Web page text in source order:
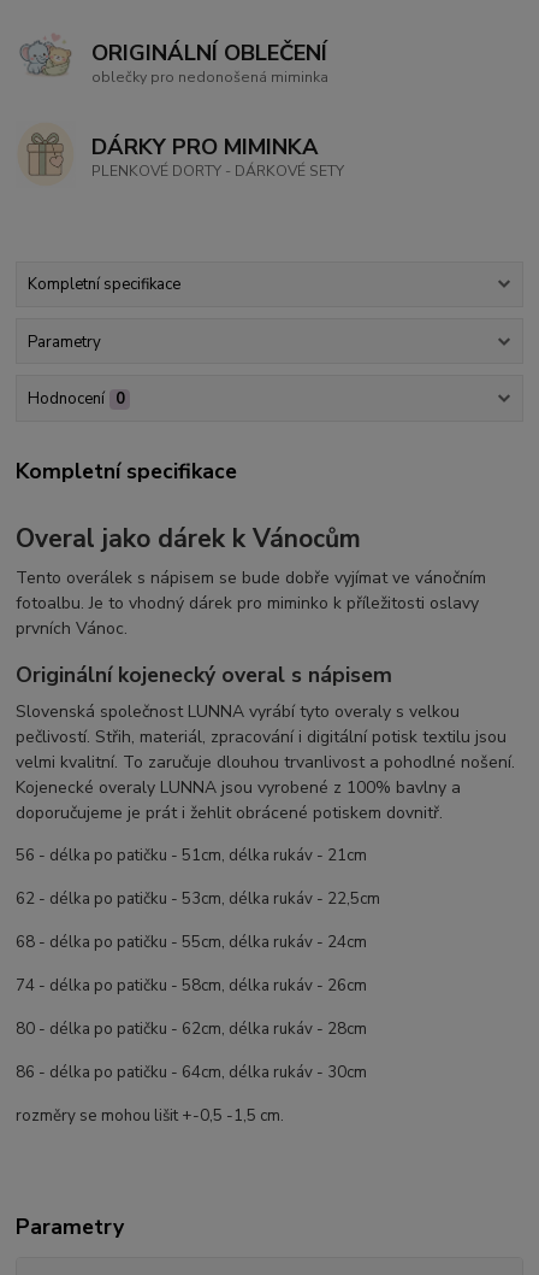
ORIGINÁLNÍ OBLEČENÍ
oblečky pro nedonošená miminka
DÁRKY PRO MIMINKA
PLENKOVÉ DORTY - DÁRKOVÉ SETY
Kompletní specifikace
Parametry
Hodnocení 0
Kompletní specifikace
Overal jako dárek k Vánocům
Tento overálek s nápisem se bude dobře vyjímat ve vánočním
fotoalbu. Je to vhodný dárek pro miminko k příležitosti oslavy
prvních Vánoc.
Originální kojenecký overal s nápisem
Slovenská společnost LUNNA vyrábí tyto overaly s velkou
pečlivostí. Střih, materiál, zpracování i digitální potisk textilu jsou
velmi kvalitní. To zaručuje dlouhou trvanlivost a pohodlné nošení.
Kojenecké overaly LUNNA jsou vyrobené z 100% bavlny a
doporučujeme je prát i žehlit obrácené potiskem dovnitř.
56 - délka po patičku - 51cm, délka rukáv - 21cm
62 - délka po patičku - 53cm, délka rukáv - 22,5cm
68 - délka po patičku - 55cm, délka rukáv - 24cm
74 - délka po patičku - 58cm, délka rukáv - 26cm
80 - délka po patičku - 62cm, délka rukáv - 28cm
86 - délka po patičku - 64cm, délka rukáv - 30cm
rozměry se mohou lišit +-0,5 -1,5 cm.
Parametry